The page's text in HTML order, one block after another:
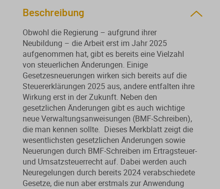
Beschreibung
Obwohl die Regierung – aufgrund ihrer
Neubildung – die Arbeit erst im Jahr 2025
aufgenommen hat, gibt es bereits eine Vielzahl
von steuerlichen Änderungen. Einige
Gesetzesneuerungen wirken sich bereits auf die
Steuererklärungen 2025 aus, andere entfalten ihre
Wirkung erst in der Zukunft. Neben den
gesetzlichen Änderungen gibt es auch wichtige
neue Verwaltungsanweisungen (BMF-Schreiben),
die man kennen sollte. Dieses Merkblatt zeigt die
wesentlichsten gesetzlichen Änderungen sowie
Neuerungen durch BMF-Schreiben im Ertragsteuer-
und Umsatzsteuerrecht auf. Dabei werden auch
Neuregelungen durch bereits 2024 verabschiedete
Gesetze, die nun aber erstmals zur Anwendung